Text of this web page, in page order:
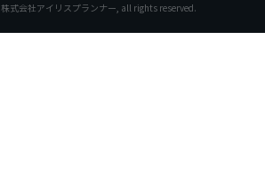
株式会社アイリスプランナー, all rights reserved.